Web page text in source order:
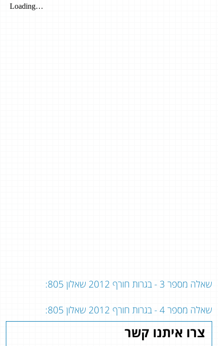
צרו איתנו קשר
שאלה מספר 3 - בגרות חורף 2012 שאלון 805:
שאלה מספר 4 - בגרות חורף 2012 שאלון 805: